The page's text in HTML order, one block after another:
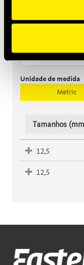
Fêmea
Unidade de medida
Metric
Tamanhos
12,5
12,5